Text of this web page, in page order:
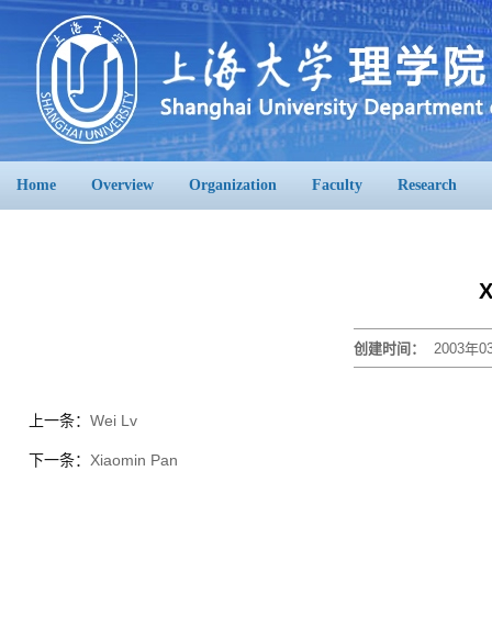
Home Overview Organization Faculty Research
创建时间： 2003年
上一条： Wei Lv
下一条： Xiaomin Pan